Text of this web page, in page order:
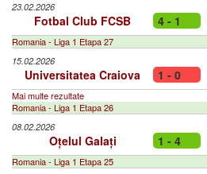
23.02.2026
Fotbal Club FCSB 4 - 1
Romania - Liga 1 Etapa 27
15.02.2026
Universitatea Craiova 1 - 0
Mai multe rezultate
Romania - Liga 1 Etapa 26
08.02.2026
Oțelul Galați 1 - 4
Romania - Liga 1 Etapa 25